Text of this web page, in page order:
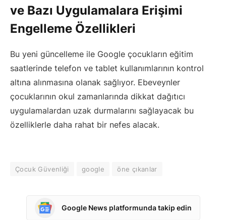
ve Bazı Uygulamalara Erişimi
Engelleme Özellikleri
Bu yeni güncelleme ile Google çocukların eğitim
saatlerinde telefon ve tablet kullanımlarının kontrol
altına alınmasına olanak sağlıyor. Ebeveynler
çocuklarının okul zamanlarında dikkat dağıtıcı
uygulamalardan uzak durmalarını sağlayacak bu
özelliklerle daha rahat bir nefes alacak.
Çocuk Güvenliği google öne çıkanlar
Google News platformunda takip edin